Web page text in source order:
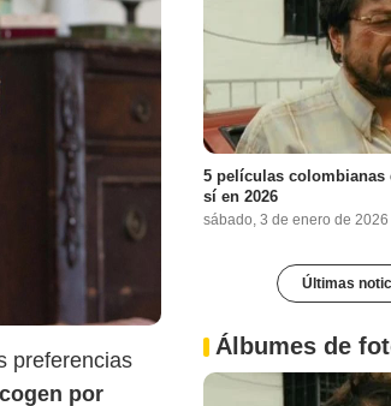
preferencias
por
5 películas colombianas
sí en 2026
sábado, 3 de enero de 2026
Últimas
Álbumes de